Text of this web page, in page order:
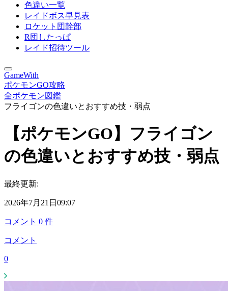
色違い一覧
レイドボス早見表
ロケット団幹部
R団したっぱ
レイド招待ツール
GameWith
ポケモンGO攻略
全ポケモン図鑑
フライゴンの色違いとおすすめ技・弱点
【ポケモンGO】フライゴン
の色違いとおすすめ技・弱点
最終更新:
2026年7月21日09:07
コメント 0 件
コメント
0